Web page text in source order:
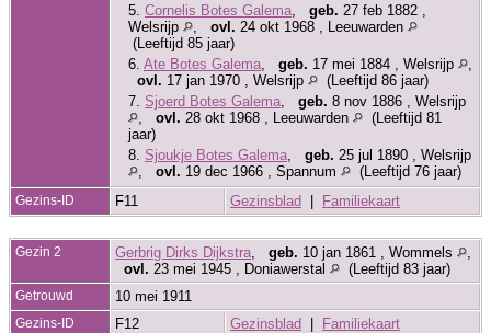
5. Cornelis Botes Galema geb. 27 feb 1882 ,
Welsrijp
ovl. 24 okt 1968 , Leeuwarden
(Leeftijd 85 jaar)
6. Ate Botes Galema geb. 17 mei 1884 , Welsrijp
ovl. 17 jan 1970 , Welsrijp
(Leeftijd 86 jaar)
7. Sjoerd Botes Galema geb. 8 nov 1886 , Welsrijp
ovl. 28 okt 1968 , Leeuwarden
(Leeftijd 81
jaar)
8. Sjoukje Botes Galema geb. 25 jul 1890 , Welsrijp
ovl. 19 dec 1966 , Spannum (Leeftijd 76 jaar)
Gezins-ID F11 Gezinsblad Familiekaart
Gezin 2 Gerbrig Dirks Dijkstra geb. 10 jan 1861 , Wommels
ovl. 23 mei 1945 , Doniawerstal (Leeftijd 83 jaar)
Getrouwd 10 mei 1911
Gezins-ID F12 Gezinsblad Familiekaart